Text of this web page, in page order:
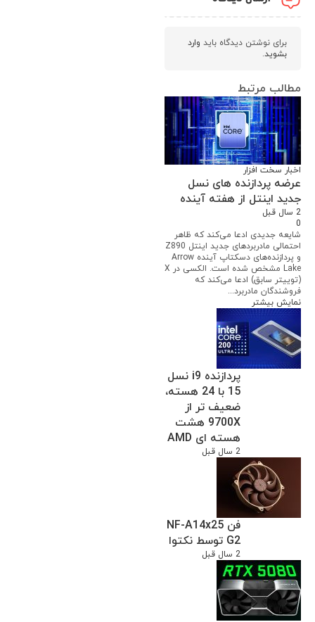
برای نوشتن دیدگاه باید وارد
بشوید.
مطالب مرتبط
اخبار سخت افزار
عرضه پردازنده های نسل
جدید اینتل از هفته آینده
2 سال قبل
0
شایعه جدیدی ادعا می‌کند که ظاهر
احتمالی مادربردهای جدید اینتل Z890
و پردازنده‌های دسکتاپ آینده Arrow
Lake مشخص شده است. الکسی در X
(توییتر سابق) ادعا می‌کند که
فروشندگان مادربرد...
نمایش بیشتر
پردازنده i9 نسل
15 با 24 هسته،
ضعیف تر از
9700X هشت
هسته ای AMD
2 سال قبل
فن NF-A14x25
G2 توسط نکتوا
2 سال قبل